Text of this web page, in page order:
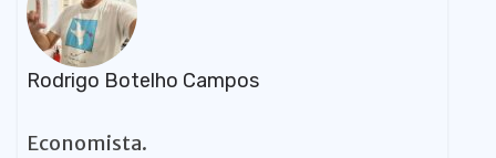
Rodrigo Botelho Campos
Economista.